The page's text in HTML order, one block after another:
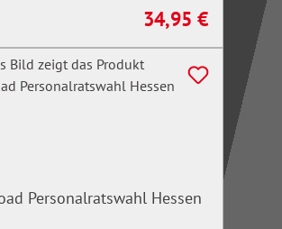
Regulärer Preis:
34,95 €
Personalratswahl Hessen